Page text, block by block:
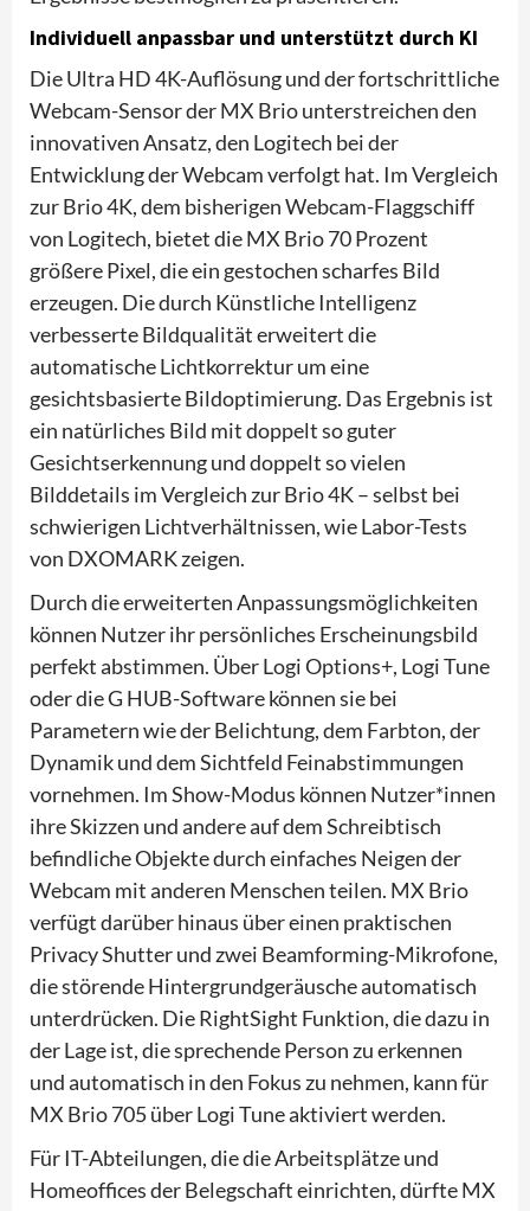
Individuell anpassbar und unterstützt durch KI
Die Ultra HD 4K-Auflösung und der fortschrittliche
Webcam-Sensor der MX Brio unterstreichen den
innovativen Ansatz, den Logitech bei der
Entwicklung der Webcam verfolgt hat. Im Vergleich
zur Brio 4K, dem bisherigen Webcam-Flaggschiff
von Logitech, bietet die MX Brio 70 Prozent
größere Pixel, die ein gestochen scharfes Bild
erzeugen. Die durch Künstliche Intelligenz
verbesserte Bildqualität erweitert die
automatische Lichtkorrektur um eine
gesichtsbasierte Bildoptimierung. Das Ergebnis ist
ein natürliches Bild mit doppelt so guter
Gesichtserkennung und doppelt so vielen
Bilddetails im Vergleich zur Brio 4K – selbst bei
schwierigen Lichtverhältnissen, wie Labor-Tests
von DXOMARK zeigen.
Durch die erweiterten Anpassungsmöglichkeiten
können Nutzer ihr persönliches Erscheinungsbild
perfekt abstimmen. Über Logi Options+, Logi Tune
oder die G HUB-Software können sie bei
Parametern wie der Belichtung, dem Farbton, der
Dynamik und dem Sichtfeld Feinabstimmungen
vornehmen. Im Show-Modus können Nutzer*innen
ihre Skizzen und andere auf dem Schreibtisch
befindliche Objekte durch einfaches Neigen der
Webcam mit anderen Menschen teilen. MX Brio
verfügt darüber hinaus über einen praktischen
Privacy Shutter und zwei Beamforming-Mikrofone,
die störende Hintergrundgeräusche automatisch
unterdrücken. Die RightSight Funktion, die dazu in
der Lage ist, die sprechende Person zu erkennen
und automatisch in den Fokus zu nehmen, kann für
MX Brio 705 über Logi Tune aktiviert werden.
Für IT-Abteilungen, die die Arbeitsplätze und
Homeoffices der Belegschaft einrichten, dürfte MX